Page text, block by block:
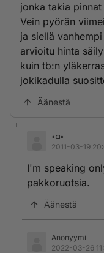
jonka takia
Vein pyörän
ja siellä
arvioitu hinta
kuin tb:n
jokikadulla
Äänestä
•◘•
2011-03-19
I'm speaking
pakkoruotsia.
Äänestä
Anonyymi
2022-03-26